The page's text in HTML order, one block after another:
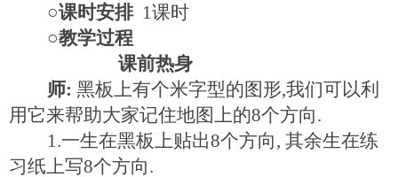
○课时安排 1课时
○教学过程
课前热身
师: 黑板上有个米字型的图形,我们可以利
用它来帮助大家记住地图上的8个方向.
1.一生在黑板上贴出8个方向, 其余生在练
习纸上写8个方向.